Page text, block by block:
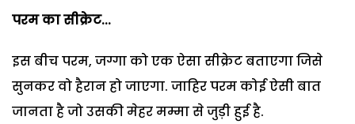
परम का सीक्रेट...
इस बीच परम, जग्गा को एक ऐसा सीक्रेट बताएगा जिसे
सुनकर वो हैरान हो जाएगा. जाहिर परम कोई ऐसी बात
जानता है जो उसकी मेहर मम्मा से जुड़ी हुई है.